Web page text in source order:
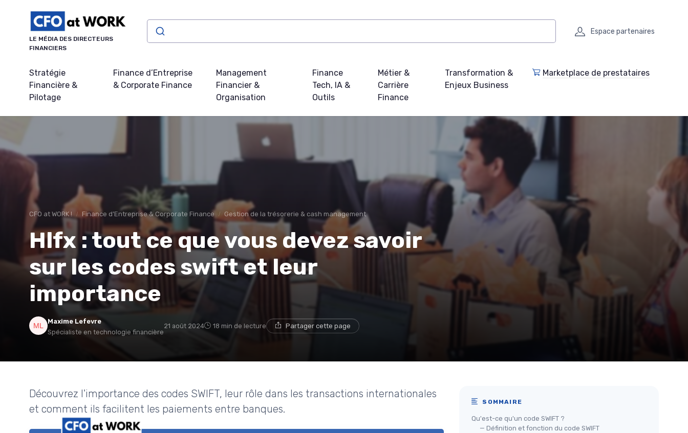
LE MÉDIA DES DIRECTEURS
FINANCIERS
Espace partenaires
Stratégie
Financière &
Pilotage
Finance d’Entreprise
& Corporate Finance
Management
Financier &
Organisation
Finance
Tech, IA &
Outils
Métier &
Carrière
Finance
Transformation &
Enjeux Business
Marketplace de prestataires
CFO at WORK ! Finance d’Entreprise & Corporate Finance Gestion de la trésorerie & cash management
Hlfx : tout ce que vous devez savoir
sur les codes swift et leur
importance
Maxime Lefevre
Spécialiste en technologie financière
21 août 2024 18 min de lecture Partager cette page
Découvrez l'importance des codes SWIFT, leur rôle dans les transactions internationales
et comment ils facilitent les paiements entre banques.
SOMMAIRE
Qu'est-ce qu'un code SWIFT ?
— Définition et fonction du code SWIFT